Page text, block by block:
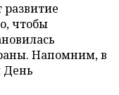
чтобы
Напомним, в
День